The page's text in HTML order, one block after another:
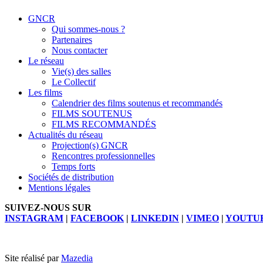
GNCR
Qui sommes-nous ?
Partenaires
Nous contacter
Le réseau
Vie(s) des salles
Le Collectif
Les films
Calendrier des films soutenus et recommandés
FILMS SOUTENUS
FILMS RECOMMANDÉS
Actualités du réseau
Projection(s) GNCR
Rencontres professionnelles
Temps forts
Sociétés de distribution
Mentions légales
SUIVEZ-NOUS SUR
INSTAGRAM | FACEBOOK | LINKEDIN | VIMEO |
Site réalisé parMazedia